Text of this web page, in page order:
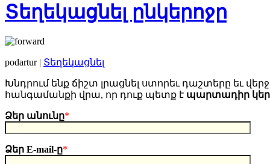
Տեղեկացնել ընկերոջը
podartur | Տեղեկացնել
Խնդրում ենք ճիշտ լրացնել ստորեւ դաշտերը եւ
հանգամանքի վրա, որ դուք պետք է պարտադիր
Ձեր անունը*
Ձեր E-mail-ը*